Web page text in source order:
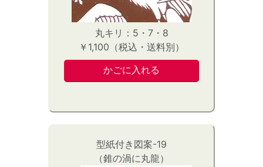
丸キリ：5・7・8
￥1,100（税込・送料別）
型紙付き図案-19
（錐の渦に丸龍）